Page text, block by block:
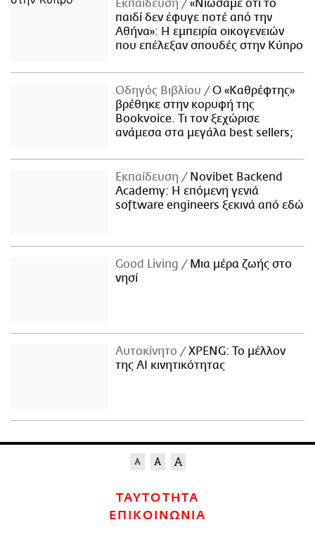
Εκπαίδευση
«Νιώσαμε ότι το
παιδί δεν έφυγε ποτέ από την
Αθήνα»: Η εμπειρία οικογενειών
που επέλεξαν σπουδές στην Κύπρο
Οδηγός Βιβλίου
Ο «Καθρέφτης»
βρέθηκε στην κορυφή της
Bookvoice. Τι τον ξεχώρισε
ανάμεσα στα μεγάλα best sellers;
Εκπαίδευση
Novibet Backend
Academy: Η επόμενη γενιά
software engineers ξεκινά από εδώ
Good Living
Μια μέρα ζωής στο
νησί
Αυτοκίνητο
XPENG: Το μέλλον
της AI κινητικότητας
ΤΑΥΤΟΤΗΤΑ
ΕΠΙΚΟΙΝΩΝΙΑ